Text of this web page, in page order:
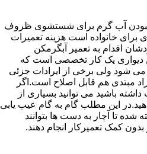
آب گرم برای شستشوی ظروف
خانواده است هزینه تعمیرات
اقدام به تعمیر آبگرمکن
دیواری یک کار تخصصی است که
شود ولی برخی از ایرادات جزئی
مبتدی هم قابل اصلاح است.اگر
باشید می توانید بسیاری از
این مطلب گام به گام عیب یابی
تا آچار به دست ها بتوانند
بدون کمک تعمیرکار انجام دهند.